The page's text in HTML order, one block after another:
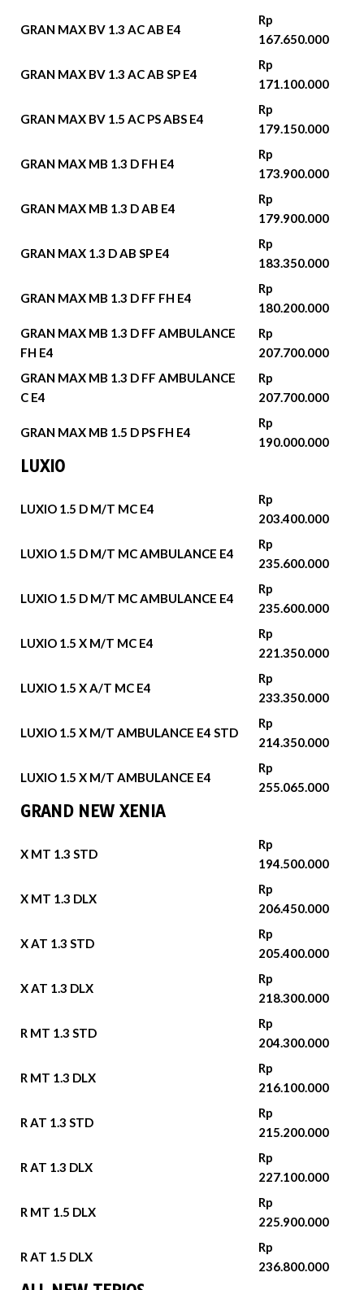
GRAN MAX BV 1.3 AC AB E4
Rp
167.650.000
GRAN MAX BV 1.3 AC AB SP E4
Rp
171.100.000
GRAN MAX BV 1.5 AC PS ABS E4
Rp
179.150.000
GRAN MAX MB 1.3 D FH E4
Rp
173.900.000
GRAN MAX MB 1.3 D AB E4
Rp
179.900.000
GRAN MAX 1.3 D AB SP E4
Rp
183.350.000
GRAN MAX MB 1.3 D FF FH E4
Rp
180.200.000
GRAN MAX MB 1.3 D FF AMBULANCE
FH E4
Rp
207.700.000
GRAN MAX MB 1.3 D FF AMBULANCE
C E4
Rp
207.700.000
GRAN MAX MB 1.5 D PS FH E4
Rp
190.000.000
LUXIO
LUXIO 1.5 D M/T MC E4
Rp
203.400.000
LUXIO 1.5 D M/T MC AMBULANCE E4
Rp
235.600.000
LUXIO 1.5 D M/T MC AMBULANCE E4
Rp
235.600.000
LUXIO 1.5 X M/T MC E4
Rp
221.350.000
LUXIO 1.5 X A/T MC E4
Rp
233.350.000
LUXIO 1.5 X M/T AMBULANCE E4 STD
Rp
214.350.000
LUXIO 1.5 X M/T AMBULANCE E4
Rp
255.065.000
GRAND NEW XENIA
X MT 1.3 STD
Rp
194.500.000
X MT 1.3 DLX
Rp
206.450.000
X AT 1.3 STD
Rp
205.400.000
X AT 1.3 DLX
Rp
218.300.000
R MT 1.3 STD
Rp
204.300.000
R MT 1.3 DLX
Rp
216.100.000
R AT 1.3 STD
Rp
215.200.000
R AT 1.3 DLX
Rp
227.100.000
R MT 1.5 DLX
Rp
225.900.000
R AT 1.5 DLX
Rp
236.800.000